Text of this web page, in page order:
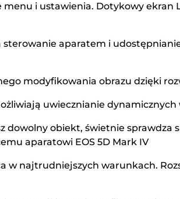
menu i ustawienia. Dotykowy
aparatem i
modyfikowania obrazu dzięki
uwiecznianie
dowolny obiekt, świetnie
aparatowi EOS 5D Mark IV
w najtrudniejszych warunkach.